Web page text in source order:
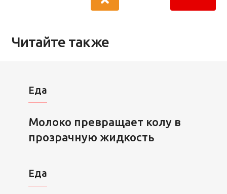
Читайте также
Еда
Молоко превращает колу в
прозрачную жидкость
Еда